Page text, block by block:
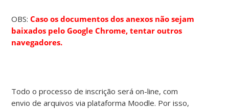
OBS: Caso os documentos dos anexos não sejam
baixados pelo Google Chrome, tentar outros
navegadores.
Todo o processo de inscrição será on-line, com
envio de arquivos via plataforma Moodle. Por isso,